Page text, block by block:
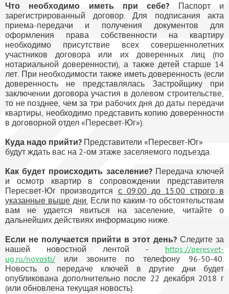
Что необходимо иметь при себе? Паспорт и
зарегистрированный договор. Для подписания акта
приема-передачи и получения документов для
оформления права собственности на квартиру
необходимо присутствие всех совершеннолетних
участников договора или их доверенных лиц (по
нотариальной доверенности), а также детей старше 14
лет. При необходимости также иметь доверенность (если
доверенность не представлялась Застройщику при
заключении договора участия в долевом строительстве,
то не позднее, чем за три рабочих дня до даты передачи
квартиры, необходимо представить копию доверенности
в договорной отдел «Пересвет-Юг»).
Куда надо прийти? Представители «Пересвет-Юг»
будут ждать вас на 2-ом этаже заселяемого подъезда.
Как будет происходить заселение?Передача ключей
и осмотр квартир в сопровождении представителя
Пересвет-Юг производится с 09.00 до 15.00 строго в
указанные выше дни.Если по каким-то обстоятельствам
вам не удается явиться на заселение, читайте о
дальнейших действиях информацию ниже.
Если не получается прийти в этот день? Следите за
нашей новостной лентой - https://peresvet-
ug.ru/novosti/ или звоните по телефону 96-50-40.
Новость о передаче ключей в другие дни будет
опубликована дополнительно после 22 декабря 2018 г
(или обновлена текущая новость).